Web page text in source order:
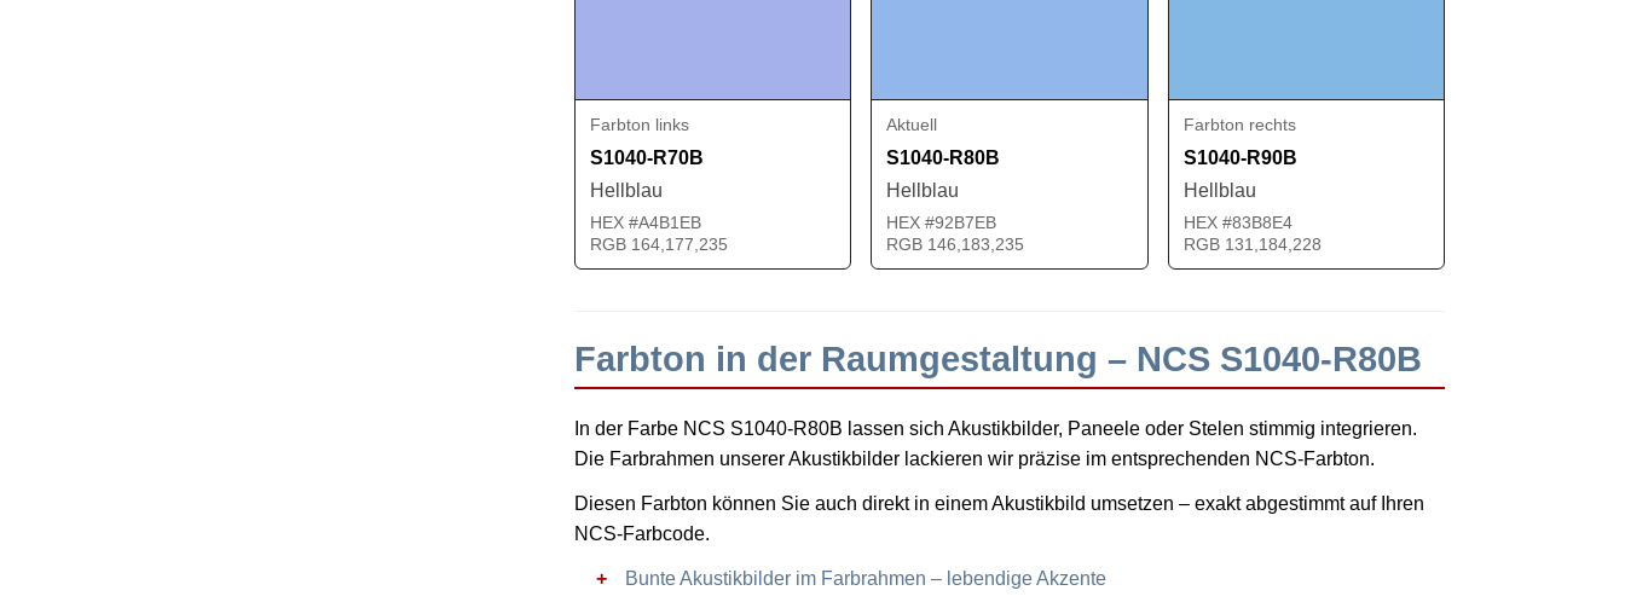
Farbton links
S1040-R70B
Hellblau
HEX #A4B1EB
RGB 164,177,235
Aktuell
S1040-R80B
Hellblau
HEX #92B7EB
RGB 146,183,235
Farbton rechts
S1040-R90B
Hellblau
HEX #83B8E4
RGB 131,184,228
Farbton in der Raumgestaltung – NCS S1040-R80B
In der Farbe NCS S1040-R80B lassen sich Akustikbilder, Paneele oder Stelen stimmig integrieren.
Die Farbrahmen unserer Akustikbilder lackieren wir präzise im entsprechenden NCS-Farbton.
Diesen Farbton können Sie auch direkt in einem Akustikbild umsetzen – exakt abgestimmt auf Ihren
NCS-Farbcode.
Bunte Akustikbilder im Farbrahmen – lebendige Akzente